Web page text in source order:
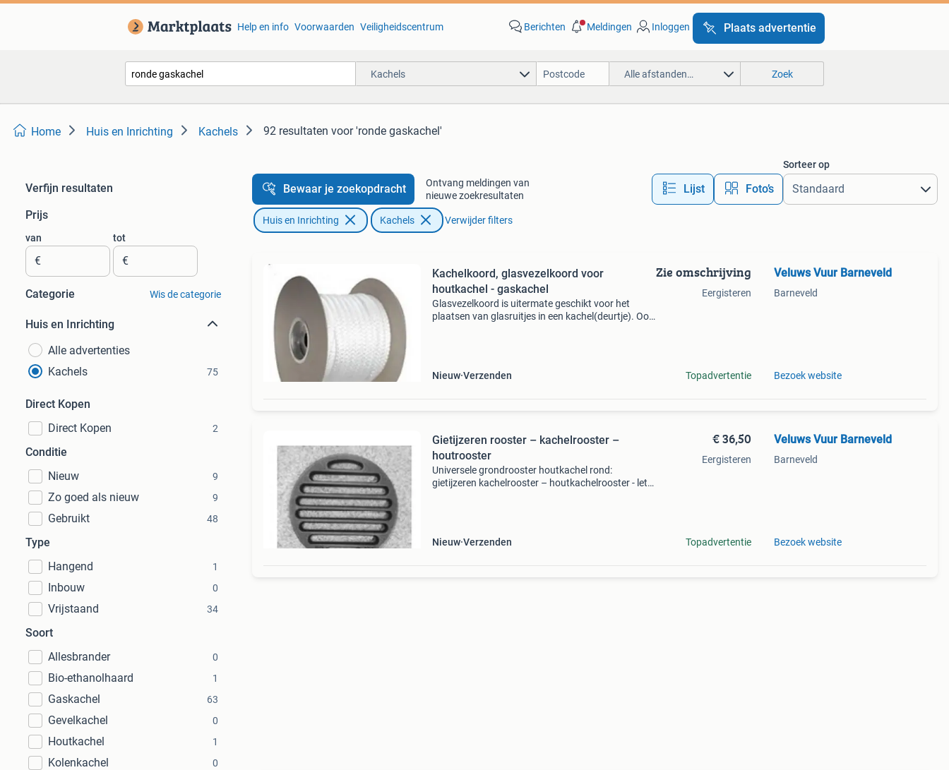
Help en info Voorwaarden Veiligheidscentrum Berichten Meldingen Inloggen Plaats advertentie
Kachels Alle afstanden… Zoek
Home Huis en Inrichting Kachels 92 resultaten voor 'ronde gaskachel'
Verfijn resultaten
Prijs
van
€
tot
€
Categorie Wis de categorie
Huis en Inrichting
Alle advertenties
Kachels
75
Direct Kopen
Direct Kopen
2
Conditie
Nieuw
9
Zo goed als nieuw 9
Gebruikt 48
Type
Hangend
1
Inbouw 0
Vrijstaand 34
Soort
Allesbrander
0
Bio-ethanolhaard 1
Gaskachel 63
Gevelkachel 0
Houtkachel 1
Kolenkachel 0
Bewaar je zoekopdracht
Ontvang meldingen van
nieuwe zoekresultaten
Lijst Foto’s
Sorteer op
Huis en Inrichting Kachels Verwijder filters
Kachelkoord, glasvezelkoord voor
houtkachel - gaskachel
Glasvezelkoord is uitermate geschikt voor het
plaatsen van glasruitjes in een kachel(deurtje). Ook
Nieuw Verzenden
Zie omschrijving
Eergisteren
Topadvertentie
Veluws Vuur Barneveld
Barneveld
Bezoek website
Gietijzeren rooster – kachelrooster –
houtrooster
Universele grondrooster houtkachel rond:
gietijzeren kachelrooster – houtkachelrooster - let
Nieuw Verzenden
€ 36,50
Eergisteren
Topadvertentie
Veluws Vuur Barneveld
Barneveld
Bezoek website